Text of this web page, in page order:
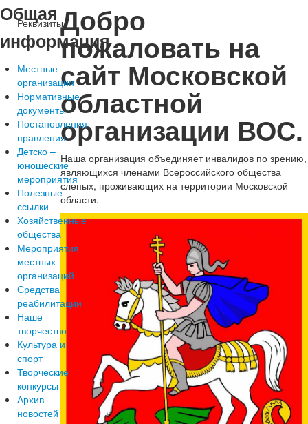
РеквизитыДобро
пожаловать на
сайт Московской
областной
организации ВОС.
Наша организация объединяет инвалидов по зрению,
являющихся членами Всероссийского общества
слепых, проживающих на территории Московской
области.
Общая
информация
Местные
организации
Нормативные
документы
Постановления
правления
Детско –
юношеские
мероприятия
Полезные
ссылки
Хозяйственные
общества
Мероприятия
местных
организаций
Средства
реабилитации
Наше
творчество
Культура и
спорт
Творческие
конкурсы
Архив
новостей